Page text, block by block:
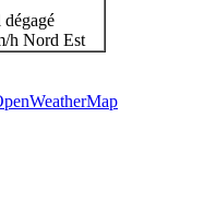
dégagé
h Nord Est